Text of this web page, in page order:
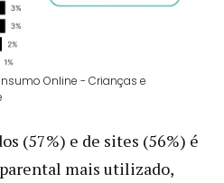
Online - Crianças e
(57%) e de sites (56%) é
mais utilizado,